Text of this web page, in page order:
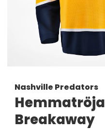
Nashville Predators
Hemmatröja
Breakaway